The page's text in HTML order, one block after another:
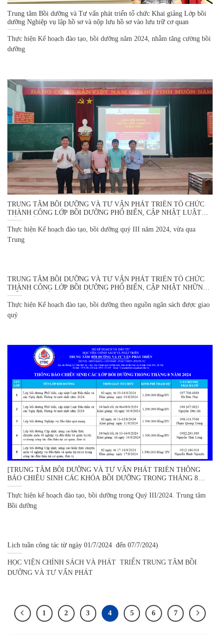
Trung tâm Bồi dưỡng và Tư vấn phát triển tổ chức Khai giảng Lớp bồi
dưỡng Nghiệp vụ lập hồ sơ và nộp lưu hồ sơ vào lưu trữ cơ quan
Thực hiện Kế hoạch đào tạo, bồi dưỡng năm 2024, nhằm tăng cường bồi
dưỡng
TRUNG TÂM BỒI DƯỠNG VÀ TƯ VẤN PHÁT TRIỂN TỔ CHỨC
THÀNH CÔNG LỚP BỒI DƯỠNG PHỔ BIẾN, CẬP NHẬT LUẬT
ĐẤU THẦU VÀ CÁC NGHỊ ĐỊNH, THÔNG TƯ MỚI NHẤT NĂM
2024 TẠI HUYỆN MÈO VẠC, TỈNH HÀ GIANG
Thực hiện Kế hoạch đào tạo, bồi dưỡng quý III năm 2024, vừa qua
Trung
TRUNG TÂM BỒI DƯỠNG VÀ TƯ VẤN PHÁT TRIỂN TỔ CHỨC
THÀNH CÔNG LỚP BỒI DƯỠNG PHỔ BIẾN, CẬP NHẬT NHỮNG
ĐIỂM MỚI CỦA LUẬT ĐẤU THẦU SỐ 22/2023/QH15 VÀ NGHỊ
ĐỊNH SỐ 24/2024/NĐ-CP QUY ĐỊNH CHI TIẾT MỘT SỐ ĐIỀU VÀ
BIỆN PHÁP THI HÀNH LUẬT ĐẤU THẦU VỀ LỰA CHỌN NHÀ
THẦU VÀ CÁC VĂN BẢN LIÊN QUAN CHO CÁC ĐỐI TƯỢNG LÀ
Thực hiện Kế hoạch đào tạo, bồi dưỡng theo nguồn ngân sách được giao
quý
[TRUNG TÂM BỒI DƯỠNG VÀ TƯ VẤN PHÁT TRIỂN THÔNG
BÁO CHIÊU SINH CÁC KHÓA BỒI DƯỠNG TRONG THÁNG 8
NĂM 2024]
Thực hiện kế hoạch đào tạo, bồi dưỡng trong Quý III/2024. Trung tâm
Bồi dưỡng
Lịch tuần công tác từ ngày 01/7/2024 đến 07/7/2024)
HỌC VIỆN CHÍNH SÁCH VÀ PHÁT TRIỂN TRUNG TÂM BỒI
DƯỠNG VÀ TƯ VẤN PHÁT
1 2 3 4 5 6 7